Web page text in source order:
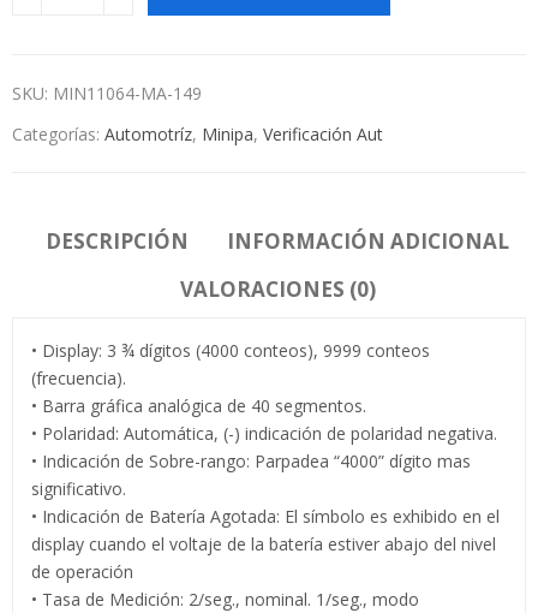
SKU: MIN11064-MA-149
Categorías: Automotríz, Minipa, Verificación Aut
DESCRIPCIÓN
INFORMACIÓN ADICIONAL
VALORACIONES (0)
• Display: 3 ¾ dígitos (4000 conteos), 9999 conteos
(frecuencia).
• Barra gráfica analógica de 40 segmentos.
• Polaridad: Automática, (-) indicación de polaridad negativa.
• Indicación de Sobre-rango: Parpadea “4000” dígito mas
significativo.
• Indicación de Batería Agotada: El símbolo es exhibido en el
display cuando el voltaje de la batería estiver abajo del nivel
de operación
• Tasa de Medición: 2/seg., nominal. 1/seg., modo